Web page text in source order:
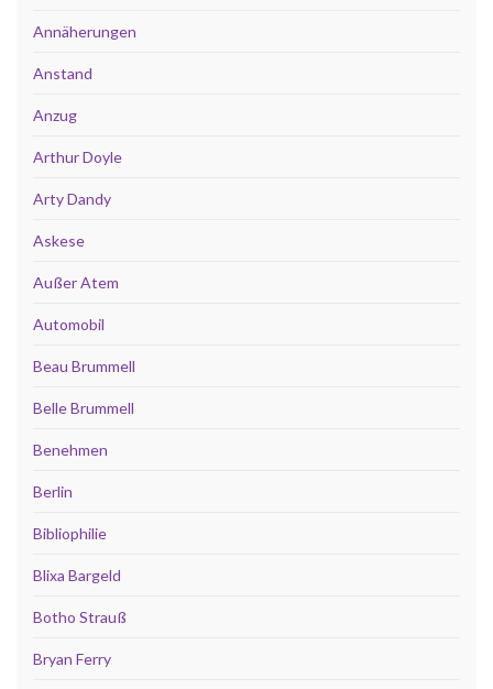
Annäherungen
Anstand
Anzug
Arthur Doyle
Arty Dandy
Askese
Außer Atem
Automobil
Beau Brummell
Belle Brummell
Benehmen
Berlin
Bibliophilie
Blixa Bargeld
Botho Strauß
Bryan Ferry